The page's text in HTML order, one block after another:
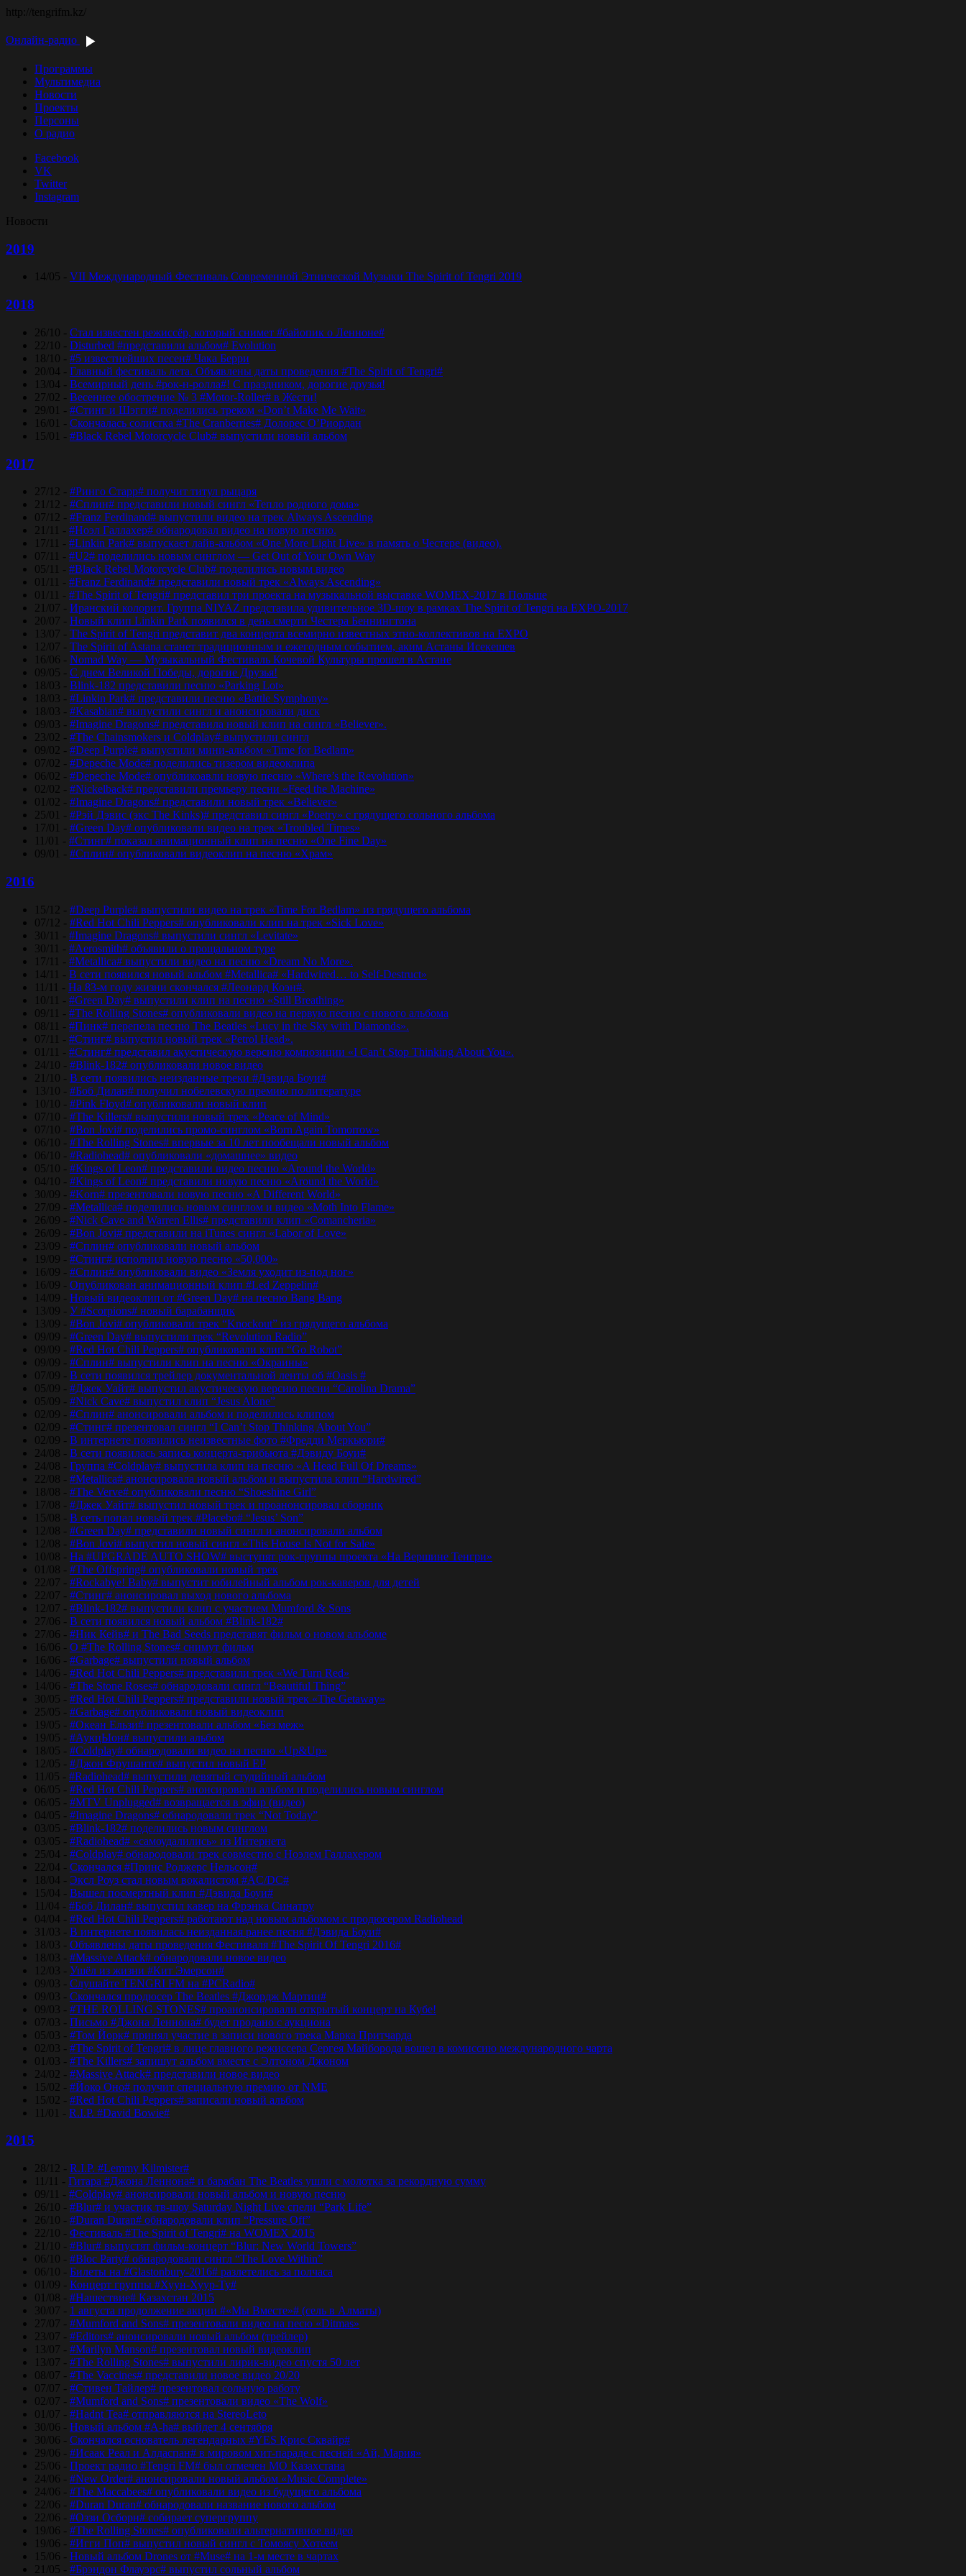
http://tengrifm.kz/
Онлайн-радио
Программы
Мультимедиа
Новости
Проекты
Персоны
О радио
Facebook
VK
Twitter
Instagram
Новости
2019
14/05 - VII Международный Фестиваль Современной Этнической Музыки The Spirit of Tengri 2019
2018
26/10 - Стал известен режиссёр, который снимет #байопик о Ленноне#
22/10 - Disturbed #представили альбом# Evolution
18/10 - #5 известнейших песен# Чака Берри
20/04 - Главный фестиваль лета. Объявлены даты проведения #The Spirit of Tengri#
13/04 - Всемирный день #рок-н-ролла#! С праздником, дорогие друзья!
27/02 - Весеннее обострение № 3 #Motor-Roller# в Жести!
29/01 - #Стинг и Шэгги# поделились треком «Don’t Make Me Wait»
16/01 - Скончалась солистка #The Cranberries# Долорес O’Риордан
15/01 - #Black Rebel Motorcycle Club# выпустили новый альбом
2017
27/12 - #Ринго Старр# получит титул рыцаря
21/12 - #Сплин# представили новый сингл «Тепло родного дома»
07/12 - #Franz Ferdinand# выпустили видео на трек Always Ascending
21/11 - #Ноэл Галлахер# обнародовал видео на новую песню.
17/11 - #Linkin Park# выпускает лайв-альбом «One More Light Live» в память о Честере (видео).
07/11 - #U2# поделились новым синглом — Get Out of Your Own Way
05/11 - #Black Rebel Motorcycle Club# поделились новым видео
01/11 - #Franz Ferdinand# представили новый трек «Always Ascending»
01/11 - #The Spirit of Tengri# представил три проекта на музыкальной выставке WOMEX-2017 в Польше
21/07 - Иранский колорит. Группа NIYAZ представила удивительное 3D-шоу в рамках The Spirit of Tengri на EXPO-2017
20/07 - Новый клип Linkin Park появился в день смерти Честера Беннингтона
13/07 - The Spirit of Tengri представит два концерта всемирно известных этно-коллективов на EXPO
12/07 - The Spirit of Astana станет традиционным и ежегодным событием, аким Астаны Исекешев
16/06 - Nomad Way — Музыкальный Фестиваль Кочевой Культуры прошел в Астане
09/05 - С днем Великой Победы, дорогие Друзья!
18/03 - Blink-182 представили песню «Parking Lot»
18/03 - #Linkin Park# представили песню «Bаttlе Sуmphоnу»
18/03 - #Kasabian# выпустили сингл и анонсировали диск
09/03 - #Imagine Dragons# представила новый клип на сингл «Believer».
23/02 - #The Chainsmokers и Coldplay# выпустили сингл
09/02 - #Deep Purple# выпустили мини-альбом «Time for Bedlam»
07/02 - #Depeche Mode# поделились тизером видеоклипа
06/02 - #Depeche Mode# опубликоавли новую песню «Where’s the Revolution»
02/02 - #Nickelback# представили премьеру песни «Feed the Machine»
01/02 - #Imagine Dragons# представили новый трек «Believer»
25/01 - #Рэй Дэвис (экс The Kinks)# представил сингл «Poetry» с грядущего сольного альбома
17/01 - #Green Day# опубликовали видео на трек «Troubled Times»
11/01 - #Стинг# показал анимационный клип на песню «One Fine Day»
09/01 - #Сплин# опубликовали видеоклип на песню «Храм»
2016
15/12 - #Deep Purple# выпустили видео на трек «Time For Bedlam» из грядущего альбома
07/12 - #Red Hot Chili Peppers# опубликовали клип на трек «Sick Love»
30/11 - #Imagine Dragons# выпустили сингл «Levitate»
30/11 - #Aerosmith# объявили о прощальном туре
17/11 - #Metallica# выпустили видео на песню «Dream No More».
14/11 - В сети появился новый альбом #Metallica# «Hardwired… to Self-Destruct»
11/11 - На 83-м году жизни скончался #Леонард Коэн#.
10/11 - #Green Day# выпустили клип на песню «Still Breathing»
09/11 - #The Rolling Stones# опубликовали видео на первую песню с нового альбома
08/11 - #Пинк# перепела песню The Beatles «Lucy in the Sky with Diamonds».
07/11 - #Стинг# выпустил новый трек «Petrol Head».
01/11 - #Стинг# представил акустическую версию композиции «I Can’t Stop Thinking About You».
24/10 - #Blink-182# опубликовали новое видео
21/10 - В сети появились неизданные треки #Дэвида Боуи#
13/10 - #Боб Дилан# получил нобелевскую премию по литературе
10/10 - #Pink Floyd# опубликовали новый клип
07/10 - #The Killers# выпустили новый трек «Peace of Mind»
07/10 - #Bon Jovi# поделились промо-синглом «Born Again Tomorrow»
06/10 - #The Rolling Stones# впервые за 10 лет пообещали новый альбом
06/10 - #Radiohead# опубликовали «домашнее» видео
05/10 - #Kings of Leon# представили видео песню «Around the World»
04/10 - #Kings of Leon# представили новую песню «Around the World»
30/09 - #Korn# презентовали новую песню «A Different World»
27/09 - #Metallica# поделились новым синглом и видео «Moth Into Flame»
26/09 - #Nick Cave and Warren Ellis# представили клип «Comancheria»
26/09 - #Bon Jovi# представили на iTunes сингл «Labor of Love»
23/09 - #Сплин# опубликовали новый альбом
19/09 - #Стинг# исполнил новую песню «50,000»
16/09 - #Сплин# опубликовали видео «Земля уходит из-под ног»
16/09 - Опубликован анимационный клип #Led Zeppelin#
14/09 - Новый видеоклип от #Green Day# на песню Bang Bang
13/09 - У #Scorpions# новый барабанщик
13/09 - #Bon Jovi# опубликовали трек “Knockout” из грядущего альбома
09/09 - #Green Day# выпустили трек “Revolution Radio”
09/09 - #Red Hot Chili Peppers# опубликовали клип “Go Robot”
09/09 - #Сплин# выпустили клип на песню «Окраины»
07/09 - В сети появился трейлер документальной ленты об #Oasis #
05/09 - #Джек Уайт# выпустил акустическую версию песни “Carolina Drama”
05/09 - #Nick Cave# выпустил клип “Jesus Alone”
02/09 - #Сплин# анонсировали альбом и поделились клипом
02/09 - #Стинг# презентовал сингл “I Can’t Stop Thinking About You”
02/09 - В интернете появились неизвестные фото #Фредди Меркьюри#
24/08 - В сети появилась запись концерта-трибьюта #Дэвиду Боуи#
24/08 - Группа #Coldplay# выпустила клип на песню «A Head Full Of Dreams»
22/08 - #Metallica# анонсировала новый альбом и выпустила клип “Hardwired”
18/08 - #The Verve# опубликовали песню “Shoeshine Girl”
17/08 - #Джек Уайт# выпустил новый трек и проанонсировал сборник
15/08 - В сеть попал новый трек #Placebo# “Jesus’ Son”
12/08 - #Green Day# представили новый сингл и анонсировали альбом
12/08 - #Bon Jovi# выпустил новый сингл «This House Is Not for Sale»
10/08 - На #UPGRADE AUTO SHOW# выступят рок-группы проекта «На Вершине Тенгри»
01/08 - #The Offspring# опубликовали новый трек
22/07 - #Rockabye! Baby# выпустит юбилейный альбом рок-каверов для детей
22/07 - #Стинг# анонсировал выход нового альбома
12/07 - #Blink-182# выпустили клип с участием Mumford & Sons
27/06 - В сети появился новый альбом #Blink-182#
27/06 - #Ник Кейв# и The Bad Seeds представят фильм о новом альбоме
16/06 - О #The Rolling Stones# снимут фильм
16/06 - #Garbage# выпустили новый альбом
14/06 - #Red Hot Chili Peppers# представили трек «We Turn Red»
14/06 - #The Stone Roses# обнародовали сингл “Beautiful Thing”
30/05 - #Red Hot Chili Peppers# представили новый трек «The Getaway»
25/05 - #Garbage# опубликовали новый видеоклип
19/05 - #Океан Ельзи# презентовали альбом «Без меж»
19/05 - #АукцЫон# выпустили альбом
18/05 - #Coldplay# обнародовали видео на песню «Up&Up»
12/05 - #Джон Фрушанте# выпустил новый ЕР
11/05 - #Radiohead# выпустили девятый студийный альбом
06/05 - #Red Hot Chili Peppers# анонсировали альбом и поделились новым синглом
06/05 - #MTV Unplugged# возвращается в эфир (видео)
04/05 - #Imagine Dragons# обнародовали трек “Not Today”
03/05 - #Blink-182# поделились новым синглом
03/05 - #Radiohead# «самоудалились» из Интернета
25/04 - #Coldplay# обнародовали трек совместно с Ноэлем Галлахером
22/04 - Скончался #Принс Роджерс Нельсон#
18/04 - Эксл Роуз стал новым вокалистом #AC/DC#
15/04 - Вышел посмертный клип #Дэвида Боуи#
11/04 - #Боб Дилан# выпустил кавер на Фрэнка Синатру
04/04 - #Red Hot Chili Peppers# работают над новым альбомом с продюсером Radiohead
31/03 - В интернете появилась неизданная ранее песня #Дэвида Боуи#
18/03 - Объявлены даты проведения Фестиваля #The Spirit Of Tengri 2016#
18/03 - #Massive Attack# обнародовали новое видео
12/03 - Ушёл из жизни #Кит Эмерсон#
09/03 - Слушайте TENGRI FM на #PCRadio#
09/03 - Скончался продюсер The Beatles #Джордж Мартин#
09/03 - #THE ROLLING STONES# проанонсировали открытый концерт на Кубе!
07/03 - Письмо #Джона Леннона# будет продано с аукциона
05/03 - #Том Йорк# принял участие в записи нового трека Марка Притчарда
02/03 - #The Spirit of Tengri# в лице главного режиссера Сергея Майборода вошел в комиссию международного чарта
01/03 - #The Killers# запишут альбом вместе с Элтоном Джоном
24/02 - #Massive Attack# представили новое видео
15/02 - #Йоко Оно# получит специальную премию от NME
15/02 - #Red Hot Chili Peppers# записали новый альбом
11/01 - R.I.P. #David Bowie#
2015
28/12 - R.I.P. #Lemmy Kilmister#
11/11 - Гитара #Джона Леннона# и барабан The Beatles ушли с молотка за рекордную сумму
09/11 - #Coldplay# анонсировали новый альбом и новую песню
26/10 - #Blur# и участик тв-шоу Saturday Night Live спели “Park Life”
26/10 - #Duran Duran# обнародовали клип “Pressure Off”
22/10 - Фестиваль #The Spirit of Tengri# на WOMEX 2015
21/10 - #Blur# выпустят фильм-концерт “Blur: New World Towers”
06/10 - #Bloc Party# обнародовали сингл “The Love Within”
06/10 - Билеты на #Glastonbury-2016# разлетелись за полчаса
01/09 - Концерт группы #Хуун-Хуур-Ту#
01/08 - #Нашествие# Казахстан 2015
30/07 - 1 августа продолжение акции #«Мы Вместе»# (сель в Алматы)
27/07 - #Mumford and Sons# презентовали видео на песю «Ditmas»
23/07 - #Editors# анонсировали новый альбом (трейлер)
13/07 - #Marilyn Manson# презентовал новый видеоклип
13/07 - #The Rolling Stones# выпустили лирик-видео спустя 50 лет
08/07 - #The Vaccines# представили новое видео 20/20
07/07 - #Стивен Тайлер# презентовал сольную работу
02/07 - #Mumford and Sons# презентовали видео «The Wolf»
01/07 - #Hadnt Tea# отправляются на StereoLeto
30/06 - Новый альбом #A-ha# выйдет 4 сентября
30/06 - Скончался основатель легендарных #YES Крис Сквайр#
29/06 - #Исаак Реал и Алдаспан# в мировом хит-параде с песней «Ай, Мария»
25/06 - Проект радио #Tengri FM# был отмечен МО Казахстана
24/06 - #New Order# анонсировали новый альбом «Music Complete»
24/06 - #The Maccabees# опубликовали видео из будущего альбома
22/06 - #Duran Duran# обнародовали название нового альбом
22/06 - #Оззи Осборн# собирает супергруппу
19/06 - #The Rolling Stones# опубликовали альтернативное видео
19/06 - #Игги Поп# выпустил новый сингл с Томоясу Хотеем
15/06 - Новый альбом Drones от #Muse# на 1-м месте в чартах
21/05 - #Брэндон Флауэрс# выпустил сольный альбом